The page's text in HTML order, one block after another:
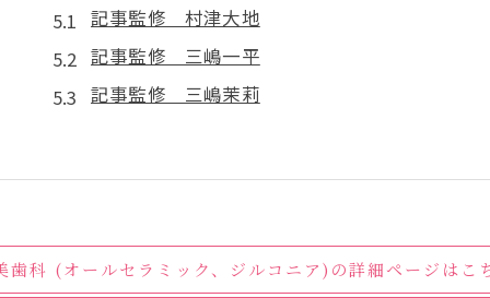
記事監修 村津大地
記事監修 三嶋一平
記事監修 三嶋茉莉
歯科 (オールセラミック、ジルコニア)の詳細ページはこ